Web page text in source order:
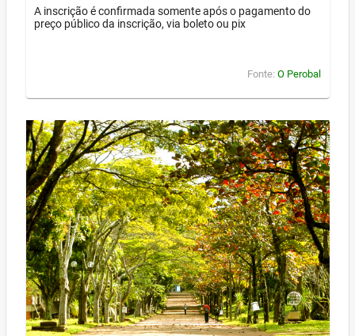
A inscrição é confirmada somente após o pagamento do
preço público da inscrição, via boleto ou pix
Fonte: O Perobal